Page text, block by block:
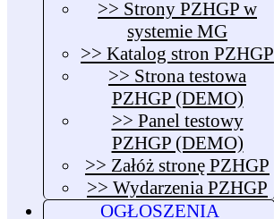
>> Strony PZHGP w
systemie MG
>> Katalog stron PZHGP
>> Strona testowa
PZHGP (DEMO)
>> Panel testowy
PZHGP (DEMO)
>> Załóż stronę PZHGP
>> Wydarzenia PZHGP
OGŁOSZENIA